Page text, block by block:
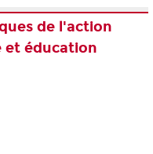
de l'action
et éducation